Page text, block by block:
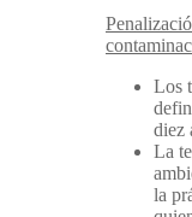
Los
diez
La
la